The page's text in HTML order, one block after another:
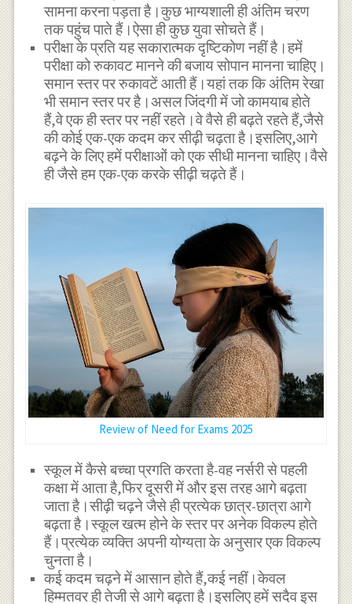
सामना करना पड़ता है।कुछ भाग्यशाली ही अंतिम चरण
तक पहुंच पाते हैं।ऐसा ही कुछ युवा सोचते हैं।
परीक्षा के प्रति यह सकारात्मक दृष्टिकोण नहीं है।हमें
परीक्षा को रुकावट मानने की बजाय सोपान मानना चाहिए।
समान स्तर पर रुकावटें आती हैं।यहां तक कि अंतिम रेखा
भी समान स्तर पर है।असल जिंदगी में जो कामयाब होते
हैं,वे एक ही स्तर पर नहीं रहते।वे वैसे ही बढ़ते रहते हैं,जैसे
की कोई एक-एक कदम कर सीढ़ी चढ़ता है।इसलिए,आगे
बढ़ने के लिए हमें परीक्षाओं को एक सीधी मानना चाहिए।वैसे
ही जैसे हम एक-एक करके सीढ़ी चढ़ते हैं।
Review of Need for Exams 2025
स्कूल में कैसे बच्चा प्रगति करता है-वह नर्सरी से पहली
कक्षा में आता है,फिर दूसरी में और इस तरह आगे बढ़ता
जाता है।सीढ़ी चढ़ने जैसे ही प्रत्येक छात्र-छात्रा आगे
बढ़ता है।स्कूल खत्म होने के स्तर पर अनेक विकल्प होते
हैं।प्रत्येक व्यक्ति अपनी योग्यता के अनुसार एक विकल्प
चुनता है।
कई कदम चढ़ने में आसान होते हैं,कई नहीं।केवल
हिम्मतवर ही तेजी से आगे बढ़ता है।इसलिए हमें सदैव इस